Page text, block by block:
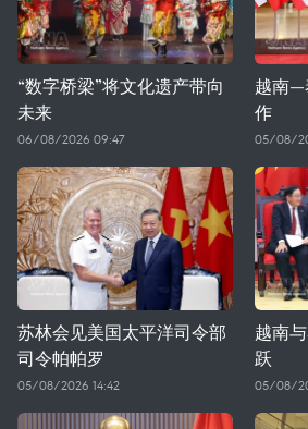
“数字桥梁”将文化遗产带向
未来
06/08/2026 09:47
越南—
作
05/08/
苏林会见美国太平洋司令部
司令帕帕罗
05/08/2026 14:42
越南
跃
05/08/